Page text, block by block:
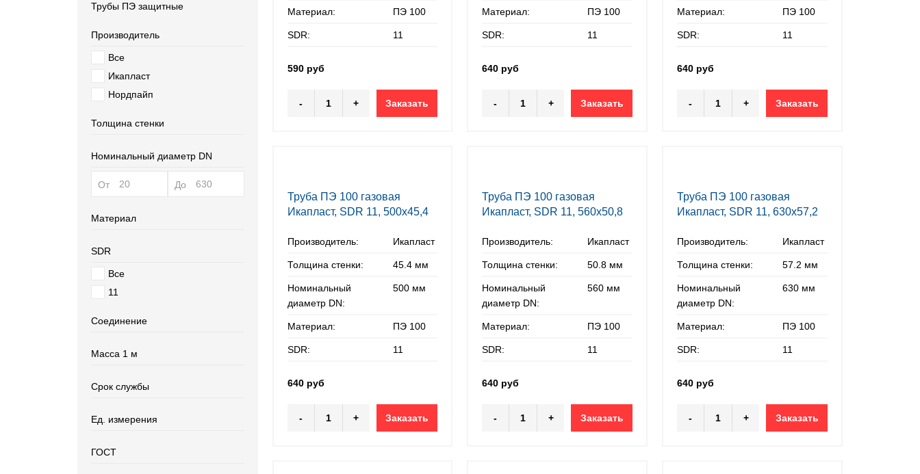
Трубы ПЭ защитные
Производитель
Все
Икапласт
Нордпайп
Толщина стенки
Номинальный диаметр DN
От До
Материал
SDR
Все
11
Соединение
Масса 1 м
Срок службы
Ед. измерения
ГОСТ
Материал: ПЭ 100
SDR: 11
590 руб
- + Заказать
Материал: ПЭ 100
SDR: 11
640 руб
- + Заказать
Материал: ПЭ 100
SDR: 11
640 руб
- + Заказать
Труба ПЭ 100 газовая
Икапласт, SDR 11, 500х45,4
Производитель: Икапласт
Толщина стенки: 45.4 мм
Номинальный
диаметр DN:
500 мм
Материал: ПЭ 100
SDR: 11
640 руб
- + Заказать
Труба ПЭ 100 газовая
Икапласт, SDR 11, 560х50,8
Производитель: Икапласт
Толщина стенки: 50.8 мм
Номинальный
диаметр DN:
560 мм
Материал: ПЭ 100
SDR: 11
640 руб
- + Заказать
Труба ПЭ 100 газовая
Икапласт, SDR 11, 630х57,2
Производитель: Икапласт
Толщина стенки: 57.2 мм
Номинальный
диаметр DN:
630 мм
Материал: ПЭ 100
SDR: 11
640 руб
- + Заказать